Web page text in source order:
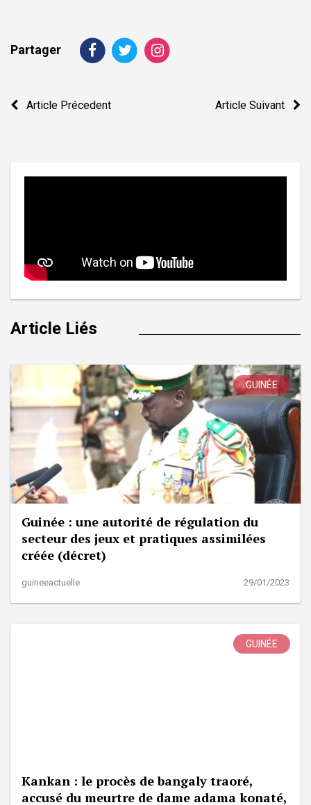
Partager
Navigation
Article Précedent Article Suivant
Article Liés
GUINÉE
Guinée : une autorité de régulation du
secteur des jeux et pratiques assimilées
créée (décret)
guineeactuelle 29/01/2023
GUINÉE
Kankan : le procès de bangaly traoré,
accusé du meurtre de dame adama konaté,